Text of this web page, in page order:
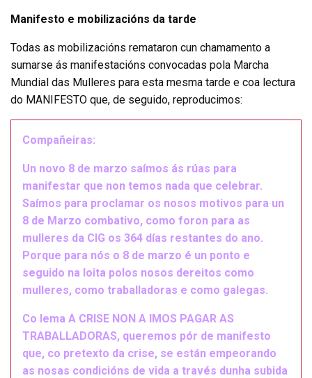
Manifesto e mobilizacións da tarde
Todas as mobilizacións remataron cun chamamento a
sumarse ás manifestacións convocadas pola Marcha
Mundial das Mulleres para esta mesma tarde e coa lectura
do MANIFESTO que, de seguido, reproducimos:
Compañeiras:
Un novo 8 de marzo saímos ás rúas para
manifestar que non temos nada que celebrar.
Saímos para proclamar os nosos motivos para un
8 de Marzo combativo, como foron para as
mulleres da CIG os 364 días restantes do ano.
Porque para nós o 8 de marzo é un ponto e
seguido na loita polos nosos dereitos como
mulleres, como traballadoras e como galegas.
Co lema A CRISE NON A IMOS PAGAR AS
TRABALLADORAS, queremos pór de manifesto
que, co pretexto da crise, se están empeorando
as nosas condicións de vida a través dunha subida